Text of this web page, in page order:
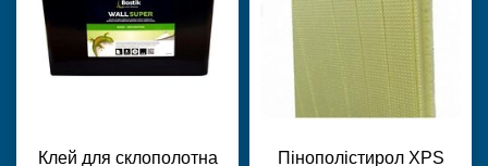
Клей для склополотна Пінополістирол XPS